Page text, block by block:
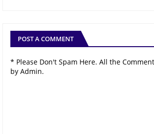
POST A COMMENT
* Please Don't Spam Here. All the
by Admin.